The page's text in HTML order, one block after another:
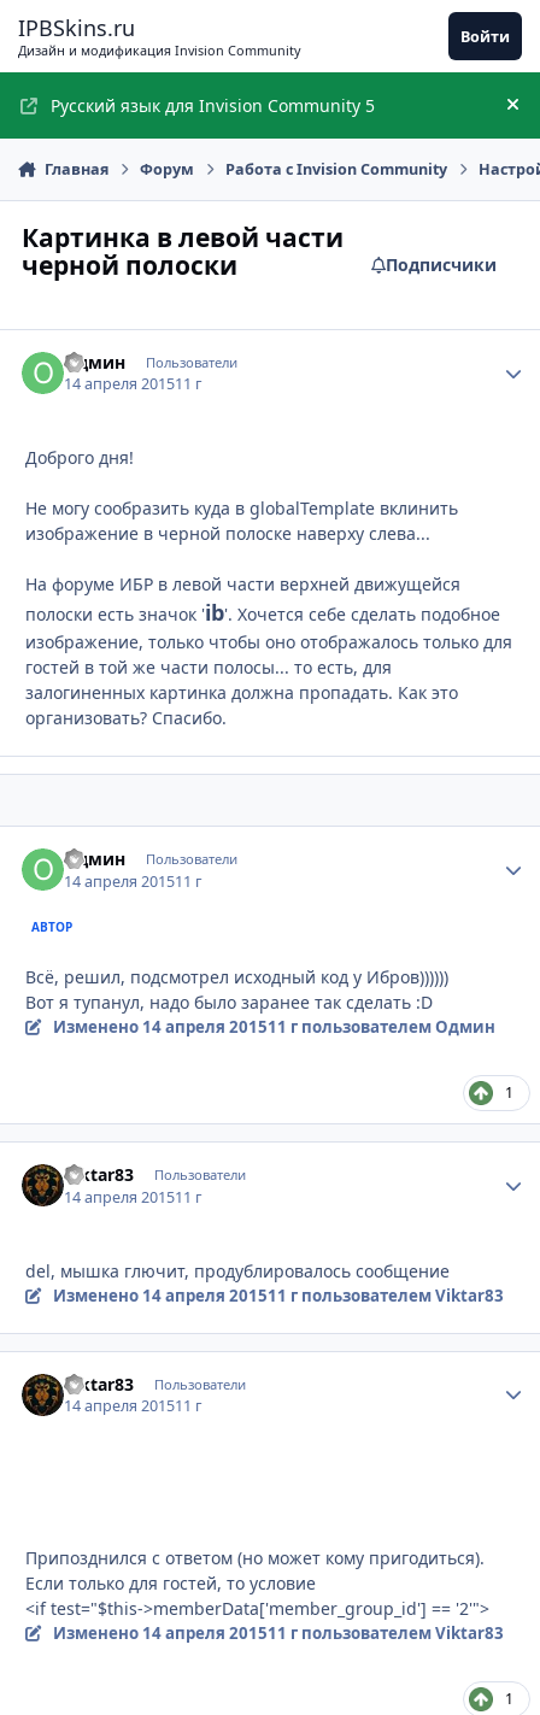
IPBSkins.ru
Дизайн и модификация Invision Community
Войти
Русский язык для Invision Community 5
Главная Форум Работа с Invision Community
Картинка в левой части
черной полоски
Подписчики
Одмин Пользователи
14 апреля 201511 г
Доброго дня!
Не могу сообразить куда в globalTemplate вклинить
изображение в черной полоске наверху слева...
На форуме ИБР в левой части верхней движущейся
полоски есть значок 'ib'. Хочется себе сделать подобное
изображение, только чтобы оно отображалось только для
гостей в той же части полосы... то есть, для
залогиненных картинка должна пропадать. Как это
организовать? Спасибо.
Одмин Пользователи
14 апреля 201511 г
АВТОР
Всё, решил, подсмотрел исходный код у Ибров))))))
Вот я тупанул, надо было заранее так сделать :D
Изменено 14 апреля 201511 гпользователем Одмин
1
Viktar83 Пользователи
14 апреля 201511 г
del, мышка глючит, продублировалось сообщение
Изменено 14 апреля 201511 гпользователем Viktar83
Viktar83 Пользователи
14 апреля 201511 г
Припозднился с ответом (но может кому пригодиться).
Если только для гостей, то условие
<if test="$this->memberData['member_group_id'] == '2'">
Изменено 14 апреля 201511 гпользователем Viktar83
1